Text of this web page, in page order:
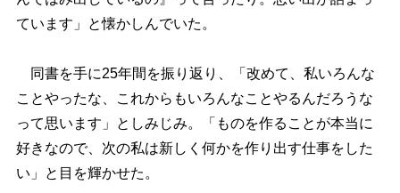
ています」と懐かしんでいた。
同書を手に25年間を振り返り、「改めて、私いろんな
ことやったな、これからもいろんなことやるんだろうな
って思います」としみじみ。「ものを作ることが本当に
好きなので、次の私は新しく何かを作り出す仕事をした
い」と目を輝かせた。